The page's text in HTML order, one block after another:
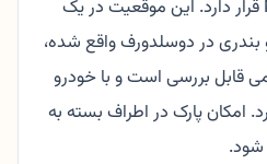
در محدوده Medienhafen قرار دارد. این موقعیت در یک
در دوسلدورف واقع شده،
قابل بررسی است و با خودرو
امکان پارک در اطراف بسته به
شود.